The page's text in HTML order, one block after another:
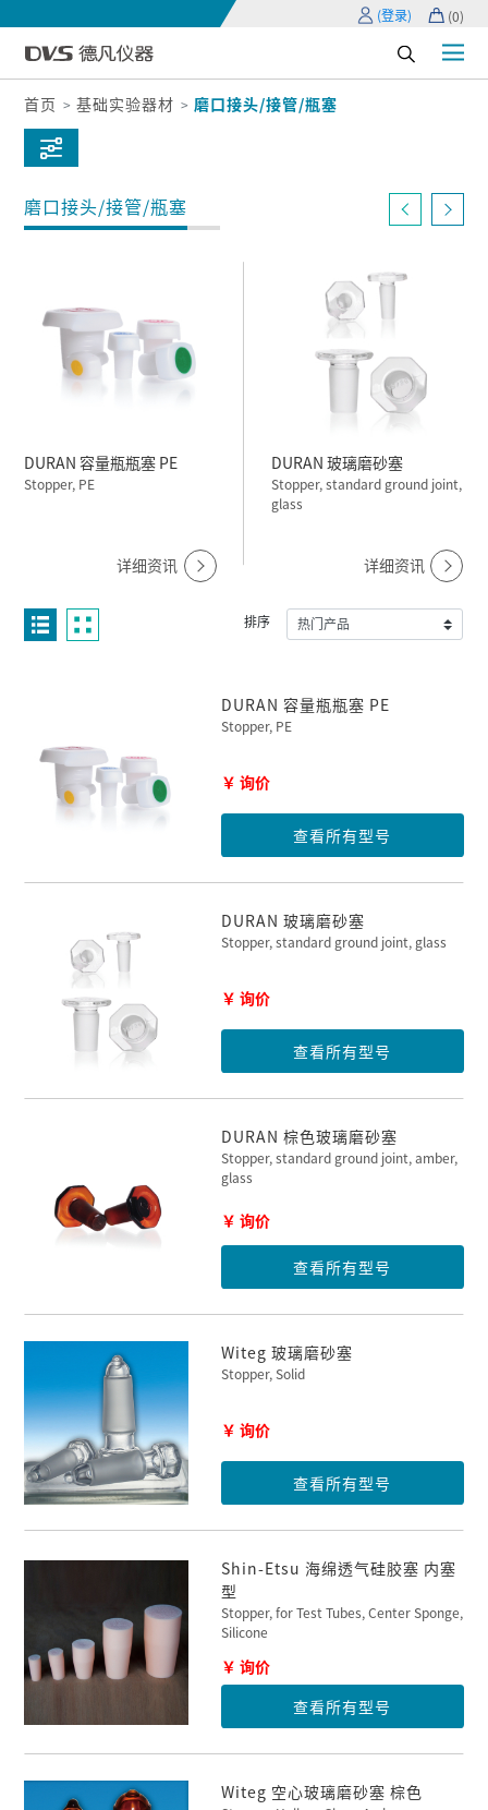
(登录) (0)
首页 基础实验器材 磨口接头/接管/瓶塞
磨口接头/接管/瓶塞
DURAN 容量瓶瓶塞 PE
Stopper, PE
详细资讯
DURAN 玻璃磨砂塞
Stopper, standard ground joint,
glass
详细资讯
排序
DURAN 容量瓶瓶塞 PE
Stopper, PE
￥ 询价
查看所有型号
DURAN 玻璃磨砂塞
Stopper, standard ground joint, glass
￥ 询价
查看所有型号
DURAN 棕色玻璃磨砂塞
Stopper, standard ground joint, amber,
glass
￥ 询价
查看所有型号
Witeg 玻璃磨砂塞
Stopper, Solid
￥ 询价
查看所有型号
Shin-Etsu 海绵透气硅胶塞 内塞
型
Stopper, for Test Tubes, Center Sponge,
Silicone
￥ 询价
查看所有型号
Witeg 空心玻璃磨砂塞 棕色